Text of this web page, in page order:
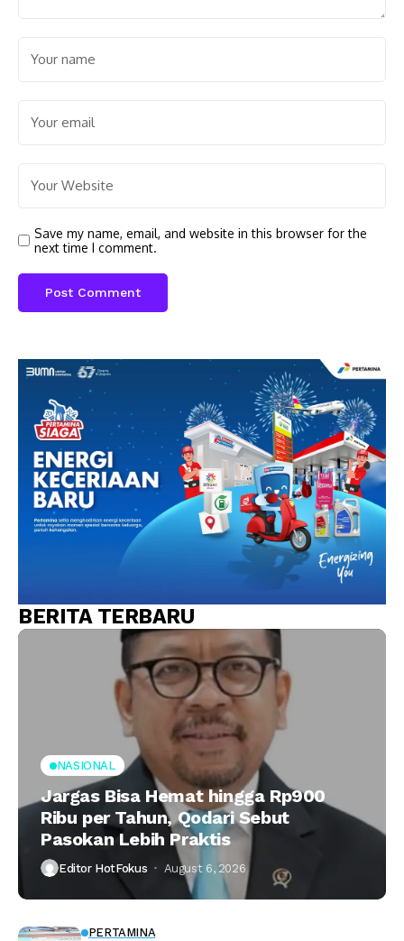
Save my name, email, and website in this browser for the
next time I comment.
BERITA TERBARU
NASIONAL
Jargas Bisa Hemat hingga Rp900
Ribu per Tahun, Qodari Sebut
Pasokan Lebih Praktis
Editor HotFokus August 6, 2026
PERTAMINA